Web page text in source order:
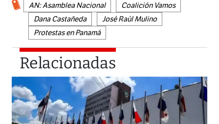
AN: Asamblea Nacional
Coalición Vamos
Dana Castañeda
José Raúl Mulino
Protestas en Panamá
Relacionadas